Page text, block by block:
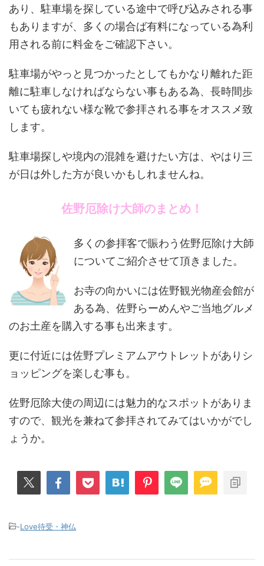
あり、駐車場を探している途中で呼び込みされる事
もありますが、多くの場合ば有料になっている為利
用される前に料金をご確認下さい。
駐車場がやっと見つかったとしてもかなり離れた距
離に駐車しなければならない事もある為、長時間歩
いても疲れない様な靴で参拝される事をオススメ致
します。
駐車場探しや境内の混雑を避けたい方は、やはり三
が日は外した方が良いかもしれませんね。
佐野厄除け大師のまとめ！
多くの参拝客で賑わう佐野厄除け大師
についてご紹介させて頂きました。
お寺の向かいには佐野観光物産会館が
ある為、佐野らーめんやご当地グルメ
のお土産を購入する事も出来ます。
更に付近には佐野プレミアムアウトレットがありシ
ョッピングを楽しむ事も。
佐野厄除大使の周辺には魅力的なスポットがありま
すので、観光を兼ねて参拝されてみてはいかがでし
ょうか。
-Love待受・神仏